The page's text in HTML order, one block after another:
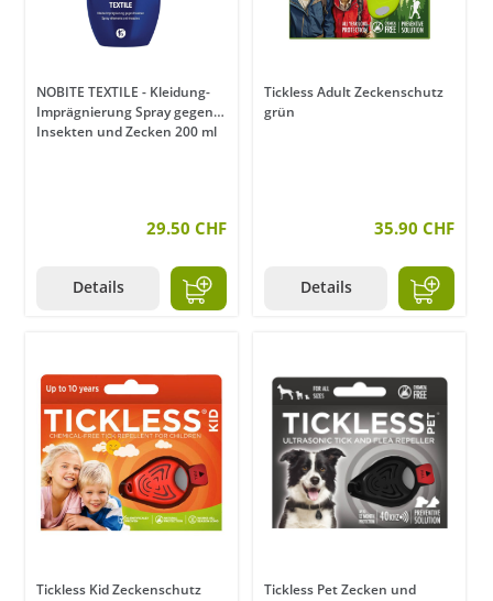
NOBITE TEXTILE - Kleidung-
Imprägnierung Spray gegen
Insekten und Zecken 200 ml
29.50 CHF
Details
Tickless Adult Zeckenschutz
grün
35.90 CHF
Details
Tickless Kid Zeckenschutz
Tickless Pet Zecken und